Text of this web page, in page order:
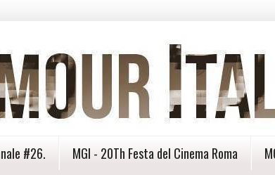
#26. MGI - 20Th Festa del Cinema Roma